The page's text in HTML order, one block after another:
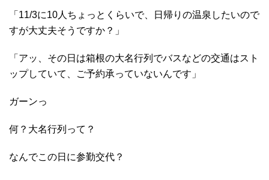
「11/3に10人ちょっとくらいで、日帰りの温泉したいので
すが大丈夫そうですか？」
「アッ、その日は箱根の大名行列でバスなどの交通はスト
ップしていて、ご予約承っていないんです」
ガーンっ
何？大名行列って？
なんでこの日に参勤交代？